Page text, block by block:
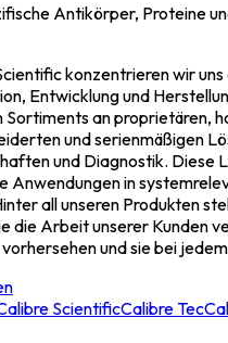
Antikörper, Proteine
konzentrieren wir
Entwicklung und
an proprietären,
und serienmäßigen
und Diagnostik. Diese
Anwendungen in
all unseren Produkten
die Arbeit unserer Kunden
und sie bei
ScientificCalibre Tec